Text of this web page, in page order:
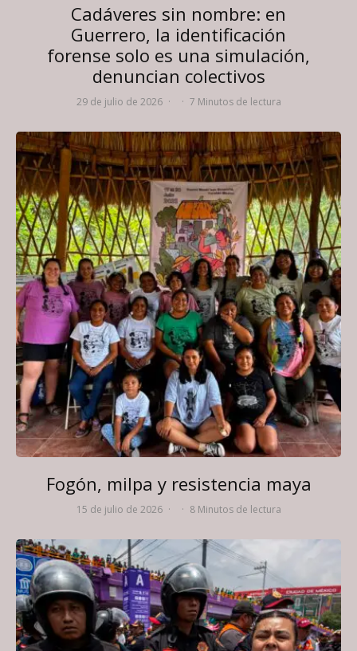
Cadáveres sin nombre: en
Guerrero, la identificación
forense solo es una simulación,
denuncian colectivos
29 de julio de 2026 · · 7 Minutos de lectura
Fogón, milpa y resistencia maya
15 de julio de 2026 · · 8 Minutos de lectura